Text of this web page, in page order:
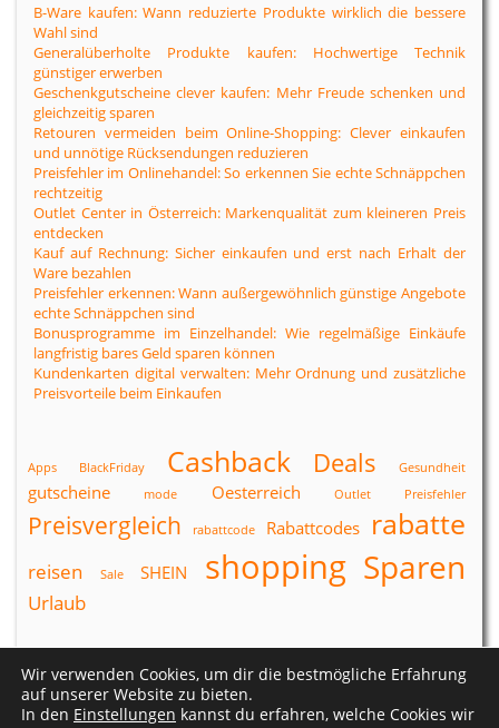
B-Ware kaufen: Wann reduzierte Produkte wirklich die bessere
Wahl sind
Generalüberholte Produkte kaufen: Hochwertige Technik
günstiger erwerben
Geschenkgutscheine clever kaufen: Mehr Freude schenken und
gleichzeitig sparen
Retouren vermeiden beim Online-Shopping: Clever einkaufen
und unnötige Rücksendungen reduzieren
Preisfehler im Onlinehandel: So erkennen Sie echte Schnäppchen
rechtzeitig
Outlet Center in Österreich: Markenqualität zum kleineren Preis
entdecken
Kauf auf Rechnung: Sicher einkaufen und erst nach Erhalt der
Ware bezahlen
Preisfehler erkennen: Wann außergewöhnlich günstige Angebote
echte Schnäppchen sind
Bonusprogramme im Einzelhandel: Wie regelmäßige Einkäufe
langfristig bares Geld sparen können
Kundenkarten digital verwalten: Mehr Ordnung und zusätzliche
Preisvorteile beim Einkaufen
Apps BlackFriday Cashback Deals Gesundheit
gutscheine mode Oesterreich Outlet Preisfehler
Preisvergleich rabattcode Rabattcodes rabatte
reisen Sale SHEIN shopping Sparen
Urlaub
Datenschutzerklärung |Impressum
Wir verwenden Cookies, um dir die bestmögliche Erfahrung
auf unserer Website zu bieten.
In den Einstellungen kannst du erfahren, welche Cookies wir